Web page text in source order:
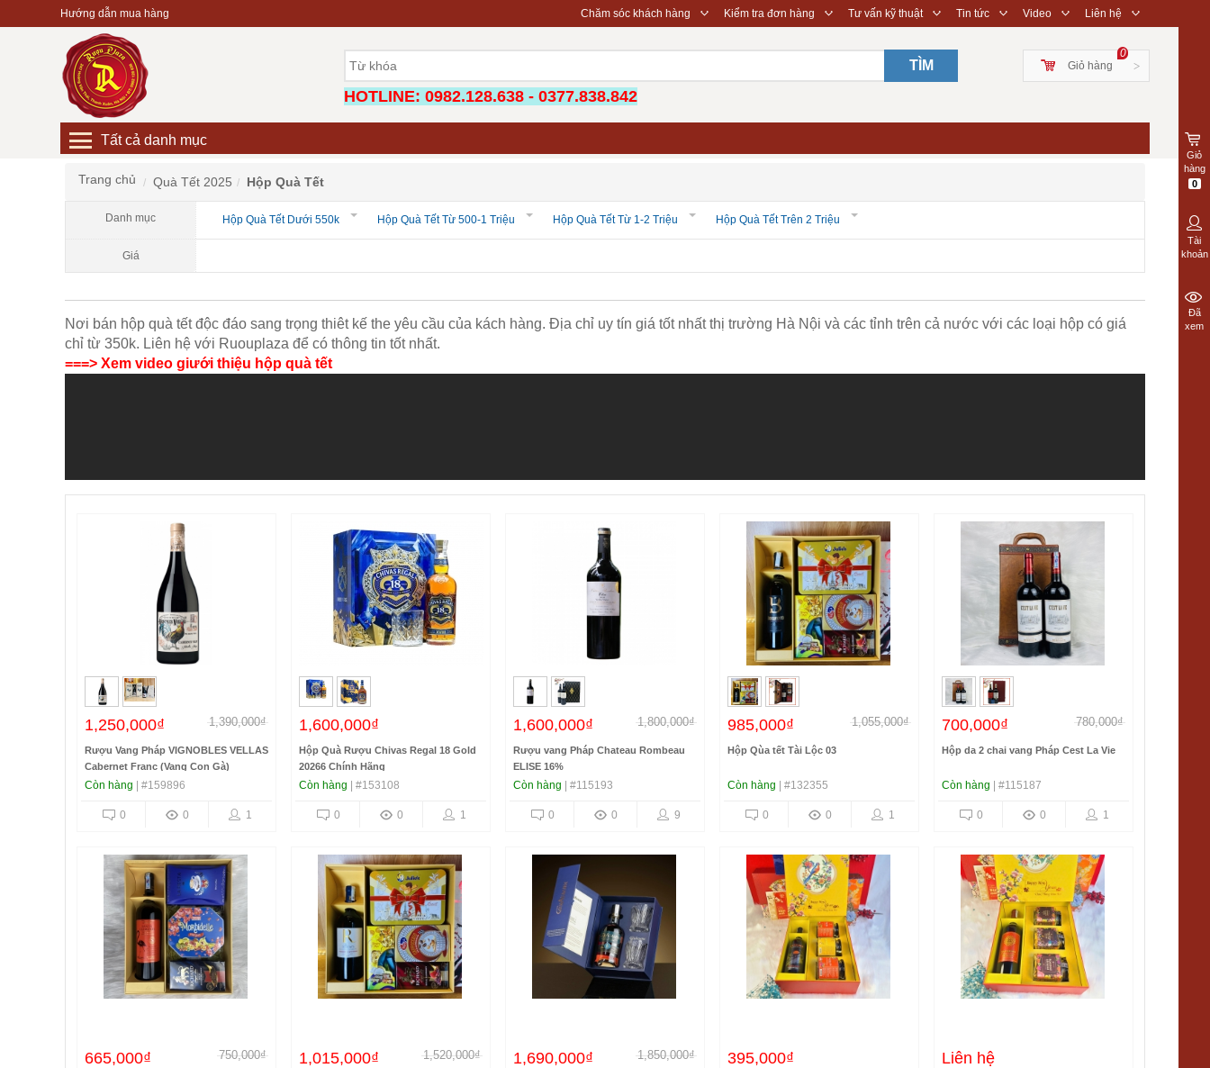
Hướng dẫn mua hàng ◇
Chăm sóc khách hàng ◇
Kiểm tra đơn hàng ◇
Tư vấn kỹ thuật ◇
Tin tức ◇
Video ◇
Liên hệ
TÌM >
0
Giỏ hàng
HOTLINE: 0982.128.638 - 0377.838.842
Tất cả danh mục
Trang chủ Quà Tết 2025 Hộp Quà Tết
Danh mục Hộp Quà Tết Dưới 550k Hộp Quà Tết Từ 500-1 Triệu Hộp Quà Tết Từ 1-2 Triệu Hộp Quà Tết Trên 2 Triệu
Giá
Nơi bán hộp quà tết độc đáo sang trọng thiêt kế the yêu cầu của kách hàng. Địa chỉ uy tín giá tốt nhất thị trường Hà Nội và các tỉnh trên cả nước với các loại hộp có giá
chỉ từ 350k. Liên hệ với Ruouplaza để có thông tin tốt nhất.
===> Xem video giưới thiệu hộp quà tết
1,250,000₫ 1,390,000₫
Rượu Vang Pháp VIGNOBLES VELLAS
Cabernet Franc (Vang Con Gà)
Còn hàng | #159896
1
0
0
1,600,000₫
Hộp Quà Rượu Chivas Regal 18 Gold
20266 Chính Hãng
Còn hàng | #153108
1
0
0
1,600,000₫ 1,800,000₫
Rượu vang Pháp Chateau Rombeau
ELISE 16%
Còn hàng | #115193
9
0
0
985,000₫ 1,055,000₫
Hộp Qùa tết Tài Lộc 03
Còn hàng | #132355
1
0
0
700,000₫ 780,000₫
Hộp da 2 chai vang Pháp Cest La Vie
Còn hàng | #115187
1
0
0
665,000₫ 750,000₫ 1,015,000₫ 1,520,000₫ 1,690,000₫ 1,850,000₫ 395,000₫ Liên hệ
Giỏ
hàng
0
Tài
khoản
Đã
xem